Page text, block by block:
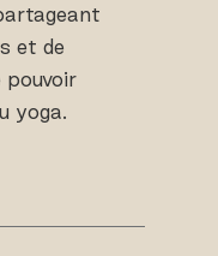
et de
pouvoir
yoga.